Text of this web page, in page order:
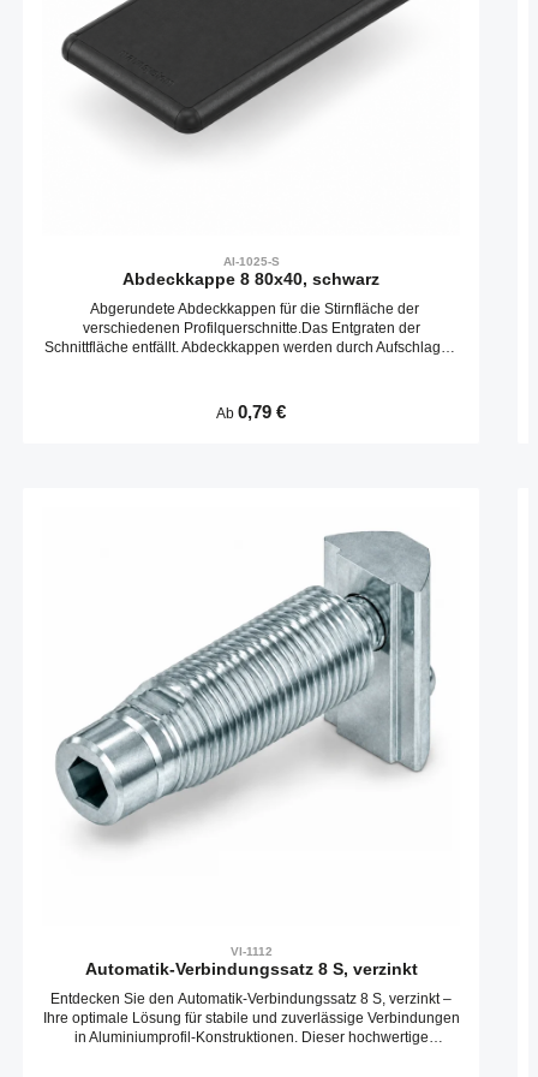
AI-1025-S
Abdeckkappe 8 80x40, schwarz
Abgerundete Abdeckkappen für die Stirnfläche der
verschiedenen Profilquerschnitte.Das Entgraten der
Schnittfläche entfällt. Abdeckkappen werden durch Aufschlagen
Regulärer Preis:
Ab 0,79 €
VI-1112
Automatik-Verbindungssatz 8 S, verzinkt
Entdecken Sie den Automatik-Verbindungssatz 8 S, verzinkt –
Ihre optimale Lösung für stabile und zuverlässige Verbindungen
in Aluminiumprofil-Konstruktionen. Dieser hochwertige